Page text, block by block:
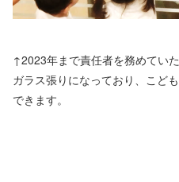
↑2023年まで責任者を務めてい
ガラス張りになっており、こど
できます。